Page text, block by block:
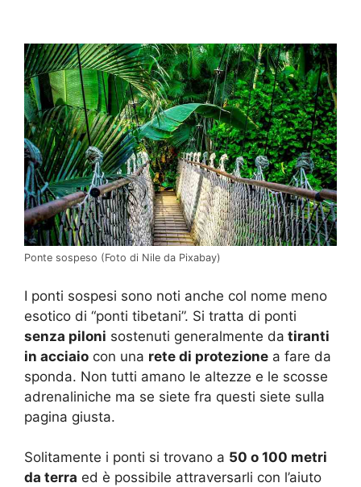
Ponte sospeso (Foto di Nile da Pixabay)
I ponti sospesi sono noti anche col nome meno
esotico di “ponti tibetani”. Si tratta di ponti
senza piloni sostenuti generalmente da tiranti
in acciaio con una rete di protezione a fare da
sponda. Non tutti amano le altezze e le scosse
adrenaliniche ma se siete fra questi siete sulla
pagina giusta.
Solitamente i ponti si trovano a 50 o 100 metri
da terra ed è possibile attraversarli con l’aiuto